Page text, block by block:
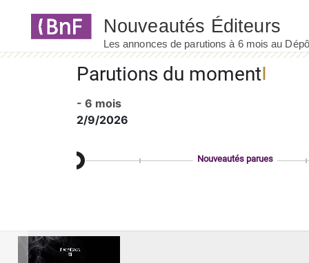
Parutions du moment
- 6 mois
2/9/2026
Nouveautés parues